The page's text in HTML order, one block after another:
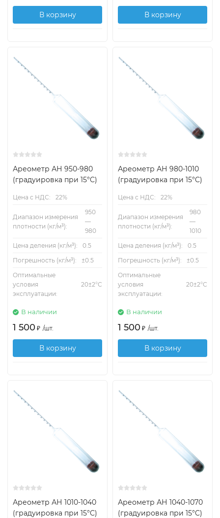
В корзину В корзину
Ареометр АН 950-980
(градуировка при 15°C)
Цена с НДС: 22%
Диапазон измерения
плотности (кг/м³):
950
—
980
Цена деления (кг/м³):
0.5
Погрешность (кг/м³):
±0.5
Оптимальные
условия
эксплуатации:
20±2°С
В наличии
1 500 ₽ /шт.
В корзину
Ареометр АН 980-1010
(градуировка при 15°C)
Цена с НДС: 22%
Диапазон измерения
плотности (кг/м³):
980
—
1010
Цена деления (кг/м³):
0.5
Погрешность (кг/м³):
±0.5
Оптимальные
условия
эксплуатации:
20±2°С
В наличии
1 500 ₽ /шт.
В корзину
Ареометр АН 1010-1040
(градуировка при 15°C)
Ареометр АН 1040-1070
(градуировка при 15°C)